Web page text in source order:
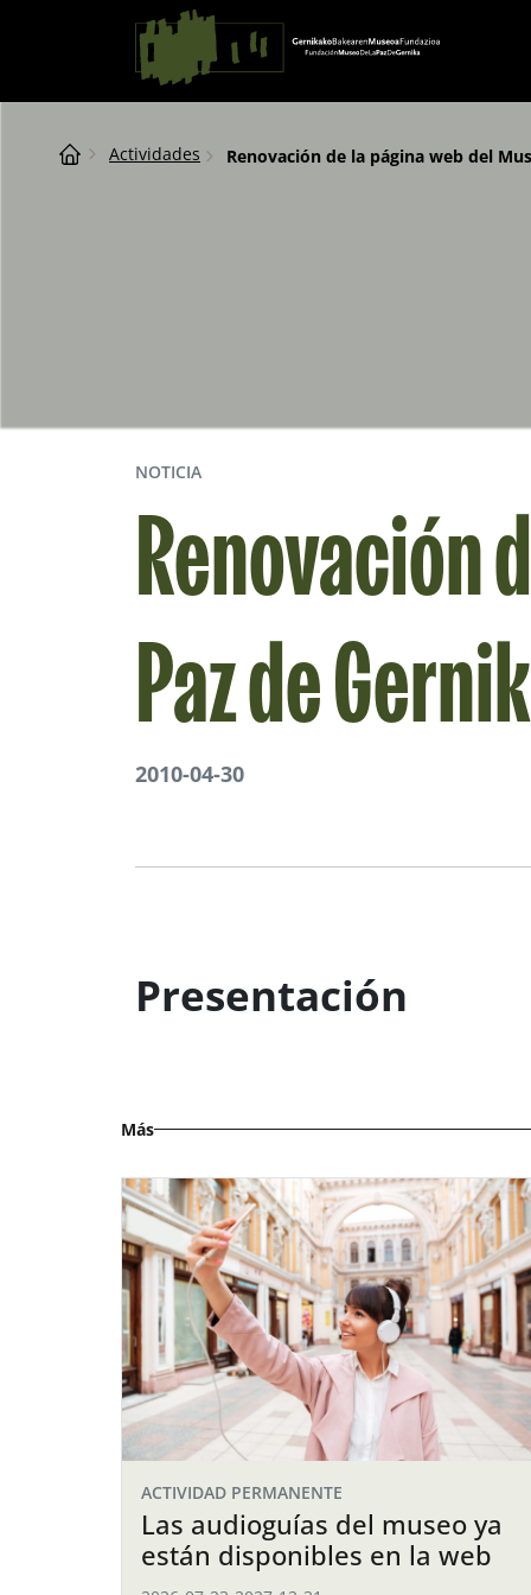
Saltar al contingut
Navegación principal
Breadcrumb
Actividades Renovación de la página web del
NOTICIA
Renovación
Paz de
2010-04-30
Presentación
Más
ACTIVIDAD PERMANENTE
Las audioguías del museo ya
están disponibles en la web